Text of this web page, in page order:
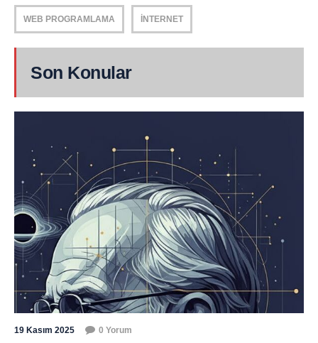
WEB PROGRAMLAMA İNTERNET
Son Konular
19 Kasım 2025 0 Yorum